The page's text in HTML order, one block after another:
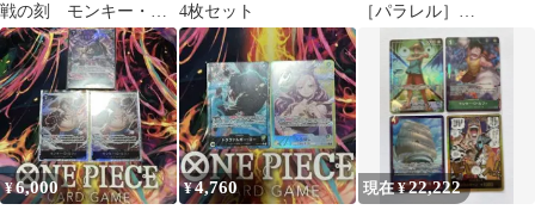
戦の刻 モンキー・
D・ルフィ SRパラレ
ル
4枚セット
［パラレル］
（Bashikou） SR OP16-
015_266
¥6,000 ¥4,760 現在 ¥22,222